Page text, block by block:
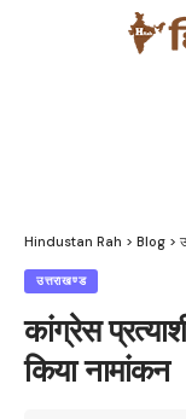
Hindustan Rah > Blog >
उत्तराखण्ड
कांग्रेस
किया नामांकन